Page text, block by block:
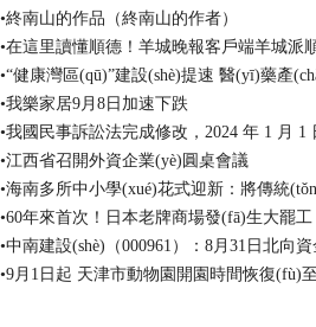
•終南山的作品（終南山的作者）
•在這里讀懂順德！羊城晚報客戶端羊城派
•“健康灣區(qū)”建設(shè)提速 醫(yī)藥產
•我樂家居9月8日加速下跌
•我國民事訴訟法完成修改，2024 年 1 月
•江西省召開外資企業(yè)圓桌會議
•海南多所中小學(xué)花式迎新：將傳統
•60年來首次！日本老牌商場發(fā)生大罷工
•中南建設(shè)（000961）：8月31日北向
•9月1日起 天津市動物園開園時間恢復(fù)